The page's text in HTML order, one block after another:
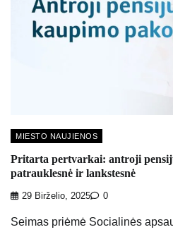
MIESTO NAUJIENOS
Pritarta pertvarkai: antroji
patrauklesnė ir lankstesnė
29 Birželio, 2025 0
Seimas priėmė Socialinės